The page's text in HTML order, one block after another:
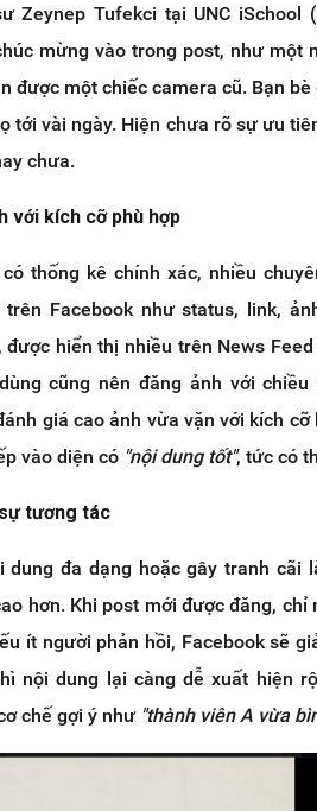
Zeynep Tufekci tại UNC
mừng vào trong post, như một
được một chiếc camera cũ. Bạn
tới vài ngày. Hiện chưa rõ sự ưu
chưa.
với kích cỡ phù hợp
thống kê chính xác, nhiều
trên Facebook như status, link,
được hiển thị nhiều trên News
cũng nên đăng ảnh với
giá cao ảnh vừa vặn với kích
vào diện có "nội dung tốt", tức có
tương tác
dung đa dạng hoặc gây tranh
hơn. Khi post mới được đăng,
ít người phản hồi, Facebook sẽ
nội dung lại càng dễ xuất hiện
chế gợi ý như "thành viên A vừa